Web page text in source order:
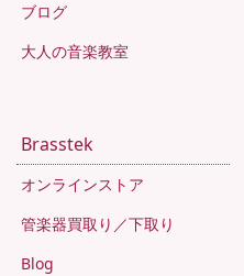
ブログ
大人の音楽教室
Brasstek
オンラインストア
管楽器買取り／下取り
Blog